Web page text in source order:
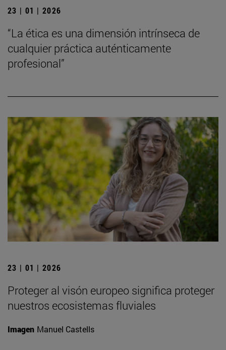
23 | 01 | 2026
“La ética es una dimensión intrínseca de
cualquier práctica auténticamente
profesional”
23 | 01 | 2026
Proteger al visón europeo significa proteger
nuestros ecosistemas fluviales
Imagen Manuel Castells